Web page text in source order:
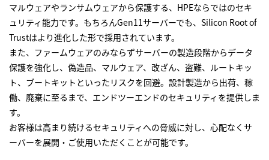
マルウェアやランサムウェアから保護する、HPEならではのセキ
ュリティ能力です。もちろんGen11サーバーでも、Silicon Root of
Trustはより進化した形で採用されています。
また、ファームウェアのみならずサーバーの製造段階からデータ
保護を強化し、偽造品、マルウェア、改ざん、盗難、ルートキッ
ト、ブートキットといったリスクを回避。設計製造から出荷、稼
働、廃棄に至るまで、エンドツーエンドのセキュリティを提供しま
す。
お客様は高まり続けるセキュリティへの脅威に対し、心配なくサ
ーバーを展開・ご使用いただくことが可能です。